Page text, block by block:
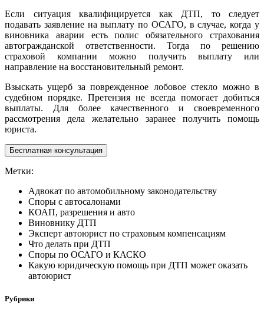
Если ситуация квалифицируется как ДТП, то следует
подавать заявление на выплату по ОСАГО, в случае, когда у
виновника аварии есть полис обязательного страхования
автогражданской ответственности. Тогда по решению
страховой компании можно получить выплату или
направление на восстановительный ремонт.
Взыскать ущерб за поврежденное лобовое стекло можно в
судебном порядке. Претензия не всегда помогает добиться
выплаты. Для более качественного и своевременного
рассмотрения дела желательно заранее получить помощь
юриста.
Бесплатная консультация
Метки:
Адвокат по автомобильному законодательству
Споры с автосалонами
КОАП, разрешения и авто
Виновнику ДТП
Эксперт автоюрист по страховым компенсациям
Что делать при ДТП
Споры по ОСАГО и КАСКО
Какую юридическую помощь при ДТП может оказать
автоюрист
Рубрики